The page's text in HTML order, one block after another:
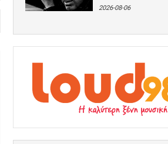
2026-08-06